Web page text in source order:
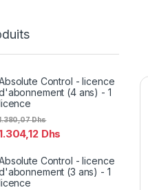
Control - licence
(4 ans) - 1
Dhs
Dhs
Control - licence
(3 ans) - 1